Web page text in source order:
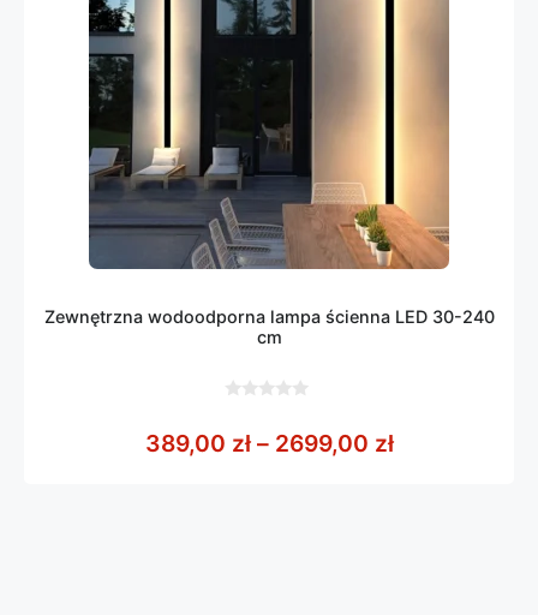
Zewnętrzna wodoodporna lampa ścienna LED 30-240
cm
5
389,00 zł – 2699,00 złZakres cen: